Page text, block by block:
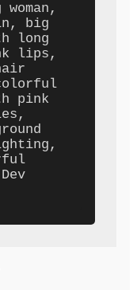
big
long
lips,
pink